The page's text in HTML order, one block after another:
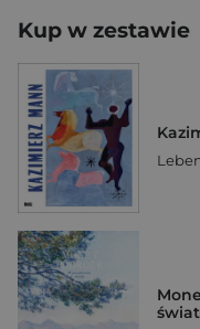
Kup w zestawie